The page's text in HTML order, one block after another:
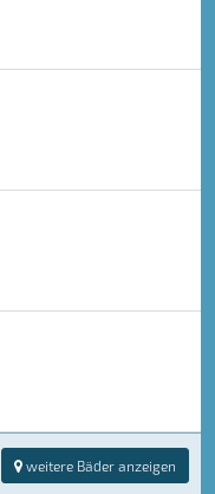
weitere Bäder anzeigen